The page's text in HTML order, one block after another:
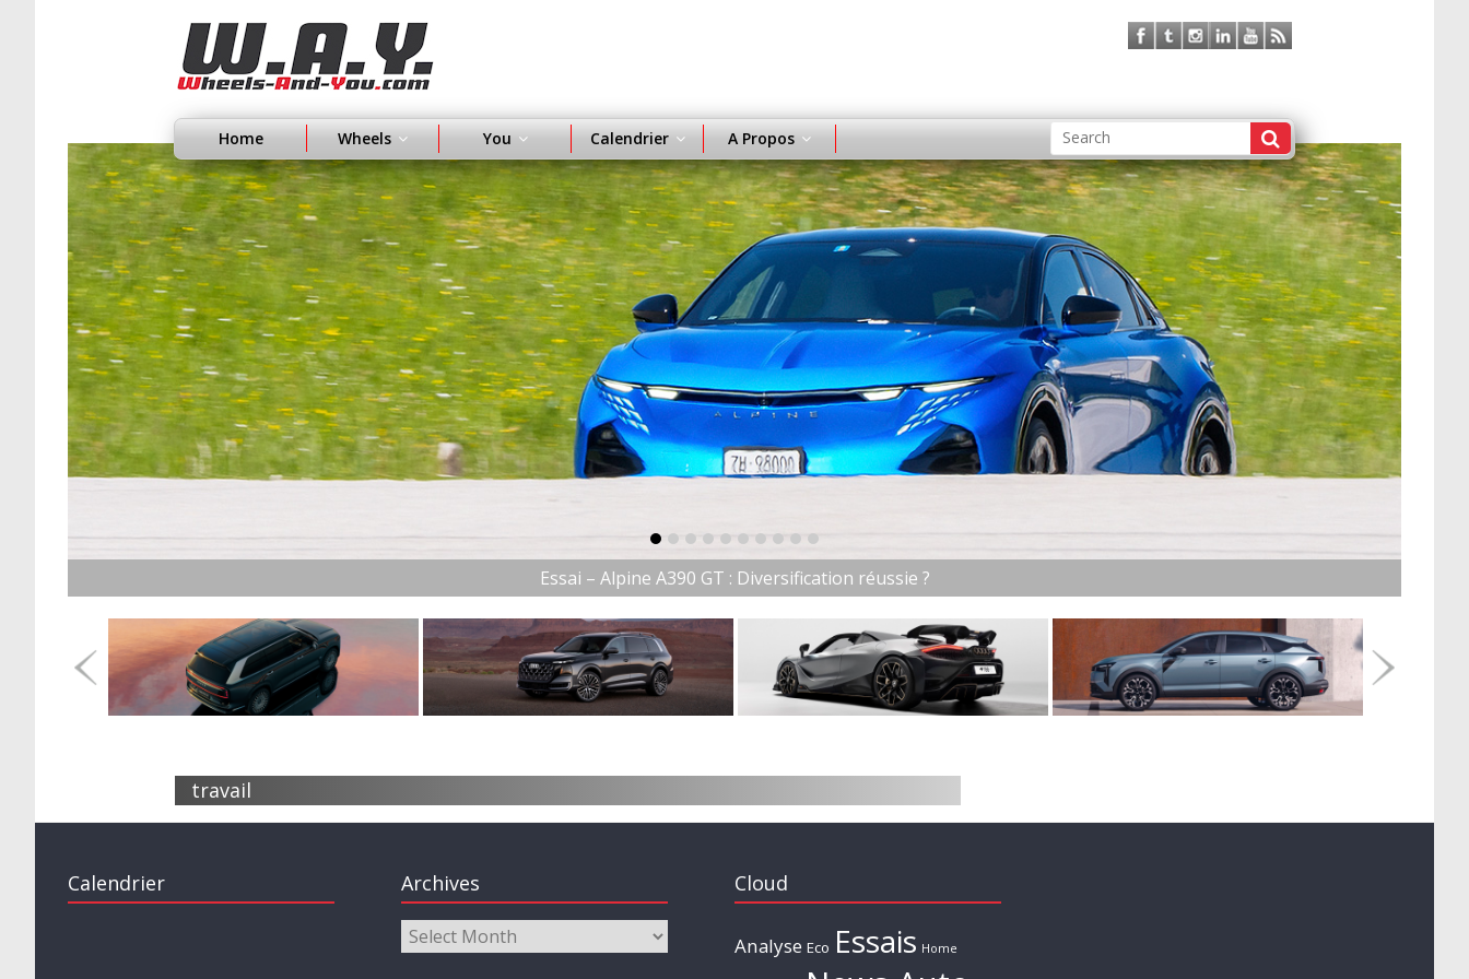
Home Wheels You Calendrier A Propos
Essai – Alpine A390 GT : Diversification réussie ?
item-0
item-1
item-2
item-3
item-4
item-5
item-6
item-7
item-8
travail
Calendrier Archives Cloud
Analyse Eco Essais Home